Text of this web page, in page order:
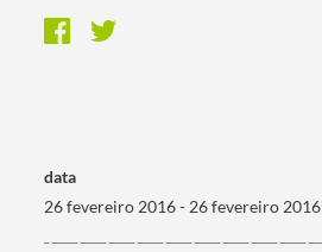
data
26 fevereiro 2016 - 26 fevereiro 2016